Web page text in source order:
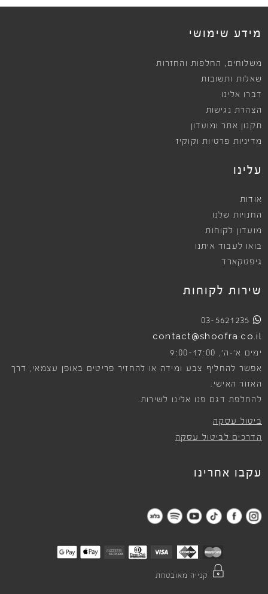
מידע שימושי
משלוחים , החלפות והחזרות
שאלות ותשובות
דברו אלינו
הצהרת נגישות
תקנון אתר ומועדון
מדיניות פרטיות וקוקיז
עלינו
אודות
החנויות שלנו
מועדון לקוחות
בואו לעבוד איתנו
גיפטקארד
שירות לקוחות
03-5621235
contact@shoofra.co.il
ימים א׳-ה׳, 9:00-17:00
אפשר להחליף צבע ומידה או להחזיר פריטים באופן עצמאי, דרך
האזור האישי.
להחלפת דגם פנו אלינו לשירות.
ביטול עסקה
הדרכים לביטול עסקה
עקבו אחרינו
קנייה מאובטחת